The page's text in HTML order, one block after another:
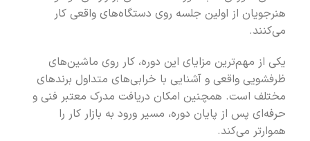
هنرجویان از اولین جلسه روی دستگاه‌های واقعی کار
می‌کنند.
یکی از مهم‌ترین مزایای این دوره، کار روی ماشین‌های
ظرفشویی واقعی و آشنایی با خرابی‌های متداول برندهای
مختلف است. همچنین امکان دریافت مدرک معتبر فنی و
حرفه‌ای پس از پایان دوره، مسیر ورود به بازار کار را
هموارتر می‌کند.